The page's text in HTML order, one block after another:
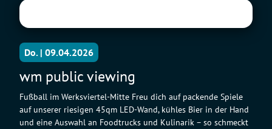
Do. | 09.04.2026
wm public viewing
Fußball im Werksviertel-Mitte Freu dich auf packende Spiele
auf unserer riesigen 45qm LED-Wand, kühles Bier in der Hand
und eine Auswahl an Foodtrucks und Kulinarik – so schmeckt